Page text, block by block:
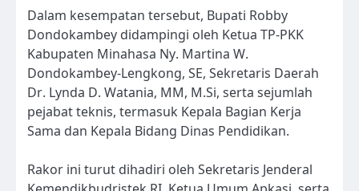
Dalam kesempatan tersebut, Bupati Robby
Dondokambey didampingi oleh Ketua TP-PKK
Kabupaten Minahasa Ny. Martina W.
Dondokambey-Lengkong, SE, Sekretaris Daerah
Dr. Lynda D. Watania, MM, M.Si, serta sejumlah
pejabat teknis, termasuk Kepala Bagian Kerja
Sama dan Kepala Bidang Dinas Pendidikan.
Rakor ini turut dihadiri oleh Sekretaris Jenderal